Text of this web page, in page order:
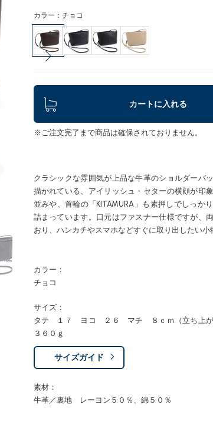
カラー：チョコ
カートに入れる
※ご注文完了まで商品は確保されておりません。
クラシックな雰囲気が上品な牛革のショルダーバ
描かれている、アイリッシュ・セターの横顔が印
並みや、首輪の「KITAMURA」も素押しでしっか
詰まっています。口元はファスナー仕様ですが、
おり、ハンカチやスマホなどすぐに取り出したい小
カラー：
チョコ
サイズ：
タテ １７ ヨコ ２６ マチ ８ｃｍ（立ち上が
３６０ｇ
サイズガイド
素材：
牛革／裏地 レーヨン５０％、綿５０％